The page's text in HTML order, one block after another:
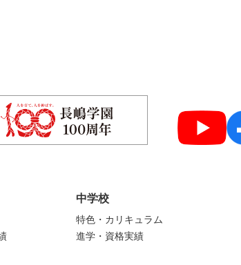
中学校
特色・カリキュラム
進学・資格実績